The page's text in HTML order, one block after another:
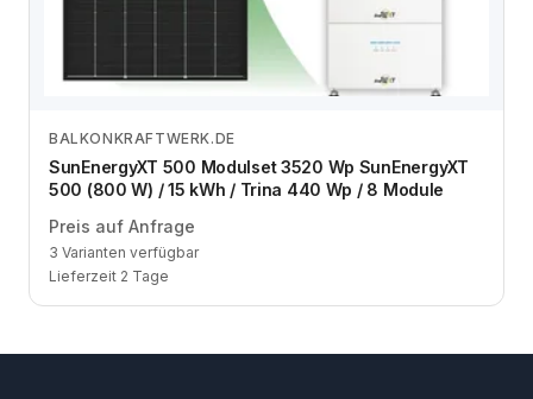
Zum Angebot
BALKONKRAFTWERK.DE
SunEnergyXT 500 Modulset 3520 Wp SunEnergyXT
500 (800 W) / 15 kWh / Trina 440 Wp / 8 Module
Preis auf Anfrage
3 Varianten verfügbar
Lieferzeit 2 Tage